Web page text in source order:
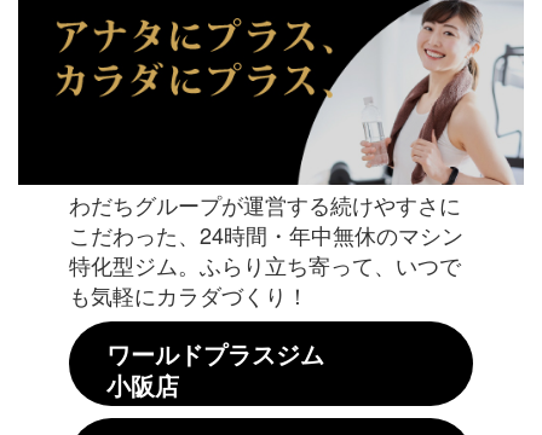
わだちグループが運営する続けやすさに
こだわった、24時間・年中無休のマシン
特化型ジム。ふらり立ち寄って、いつで
も気軽にカラダづくり！
ワールドプラスジム
小阪店